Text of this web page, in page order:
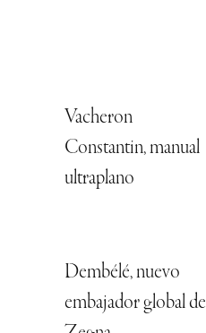
Vacheron
Constantin, manual
ultraplano
Dembélé, nuevo
embajador global de